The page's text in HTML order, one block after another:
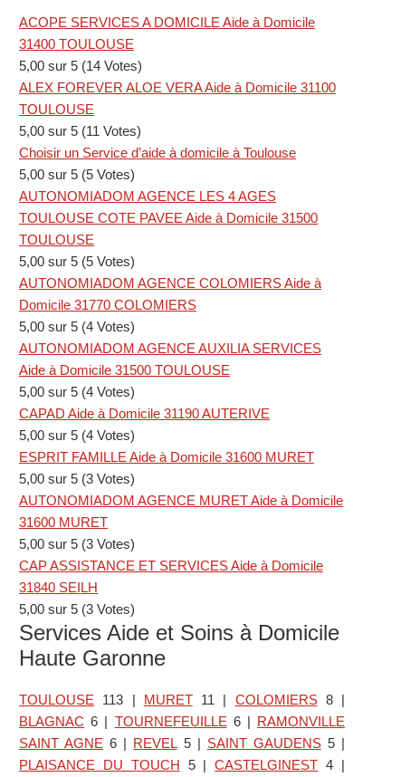
ACOPE SERVICES A DOMICILE Aide à Domicile
31400 TOULOUSE
5,00 sur 5 (14 Votes)
ALEX FOREVER ALOE VERA Aide à Domicile 31100
TOULOUSE
5,00 sur 5 (11 Votes)
Choisir un Service d’aide à domicile à Toulouse
5,00 sur 5 (5 Votes)
AUTONOMIADOM AGENCE LES 4 AGES
TOULOUSE COTE PAVEE Aide à Domicile 31500
TOULOUSE
5,00 sur 5 (5 Votes)
AUTONOMIADOM AGENCE COLOMIERS Aide à
Domicile 31770 COLOMIERS
5,00 sur 5 (4 Votes)
AUTONOMIADOM AGENCE AUXILIA SERVICES
Aide à Domicile 31500 TOULOUSE
5,00 sur 5 (4 Votes)
CAPAD Aide à Domicile 31190 AUTERIVE
5,00 sur 5 (4 Votes)
ESPRIT FAMILLE Aide à Domicile 31600 MURET
5,00 sur 5 (3 Votes)
AUTONOMIADOM AGENCE MURET Aide à Domicile
31600 MURET
5,00 sur 5 (3 Votes)
CAP ASSISTANCE ET SERVICES Aide à Domicile
31840 SEILH
5,00 sur 5 (3 Votes)
Services Aide et Soins à Domicile
Haute Garonne
TOULOUSE 113 | MURET11 | COLOMIERS8 |
BLAGNAC 6 | TOURNEFEUILLE 6 | RAMONVILLE
SAINT AGNE 6 | REVEL5 | SAINT GAUDENS5 |
PLAISANCE DU TOUCH 5 |CASTELGINEST 4 |